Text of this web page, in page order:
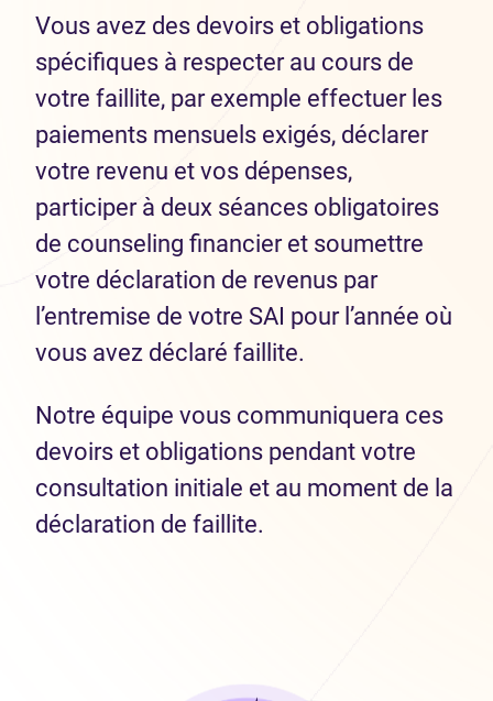
Vous avez des devoirs et obligations
spécifiques à respecter au cours de
votre faillite, par exemple effectuer les
paiements mensuels exigés, déclarer
votre revenu et vos dépenses,
participer à deux séances obligatoires
de counseling financier et soumettre
votre déclaration de revenus par
l’entremise de votre SAI pour l’année où
vous avez déclaré faillite.
Notre équipe vous communiquera ces
devoirs et obligations pendant votre
consultation initiale et au moment de la
déclaration de faillite.